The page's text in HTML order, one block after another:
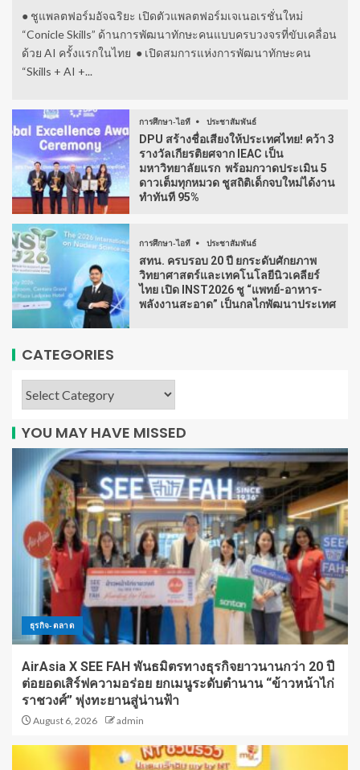
● ชูแพลตฟอร์มอัจฉริยะ เปิดตัวแพลตฟอร์มเจเนอเรชั่นใหม่
“Conicle Skills” ด้านการพัฒนาทักษะคนแบบครบวงจรที่ขับเคลื่อน
ด้วย AI ครั้งแรกในไทย ● เปิดสมการแห่งการพัฒนาทักษะคน
“Skills + AI +...
การศึกษา-ไอที ประชาสัมพันธ์
DPU สร้างชื่อเสียงให้ประเทศไทย! คว้า 3
รางวัลเกียรติยศจาก IEAC เป็น
มหาวิทยาลัยแรก พร้อมกวาดประเมิน 5
ดาวเต็มทุกหมวด ชูสถิติเด็กจบใหม่ได้งาน
ทำทันที 95%
การศึกษา-ไอที ประชาสัมพันธ์
สทน. ครบรอบ 20 ปี ยกระดับศักยภาพ
วิทยาศาสตร์และเทคโนโลยีนิวเคลียร์
ไทย เปิด INST2026 ชู “แพทย์-อาหาร-
พลังงานสะอาด” เป็นกลไกพัฒนาประเทศ
CATEGORIES
YOU MAY HAVE MISSED
ธุรกิจ-ตลาด
AirAsia X SEE FAH พันธมิตรทางธุรกิจยาวนานกว่า 20 ปี
ต่อยอดเสิร์ฟความอร่อย ยกเมนูระดับตำนาน “ข้าวหน้าไก่
ราชวงศ์” พุ่งทะยานสู่น่านฟ้า
August 6, 2026 admin